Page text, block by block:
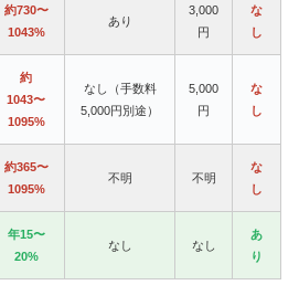
約730〜
1043%
あり
3,000
円
な
し
約
1043〜
1095%
なし（手数料
5,000円別途）
5,000
円
な
し
約365〜
1095%
不明 不明
な
し
年15〜
20%
なし なし
あ
り